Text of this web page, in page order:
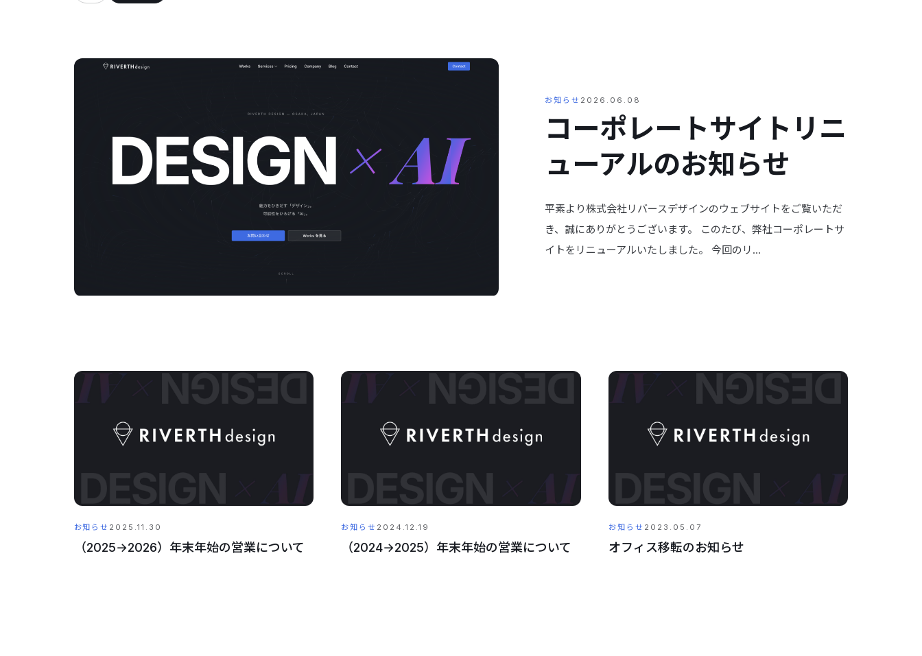
お知らせ 2026.06.08
コーポレートサイトリニ
ューアルのお知らせ
平素より株式会社リバースデザインのウェブサイトをご覧いただ
き、誠にありがとうございます。 このたび、弊社コーポレートサ
イトをリニューアルいたしました。 今回のリ…
お知らせ 2025.11.30
（2025→2026）年末年始の営業について
お知らせ 2024.12.19
（2024→2025）年末年始の営業について
お知らせ 2023.05.07
オフィス移転のお知らせ